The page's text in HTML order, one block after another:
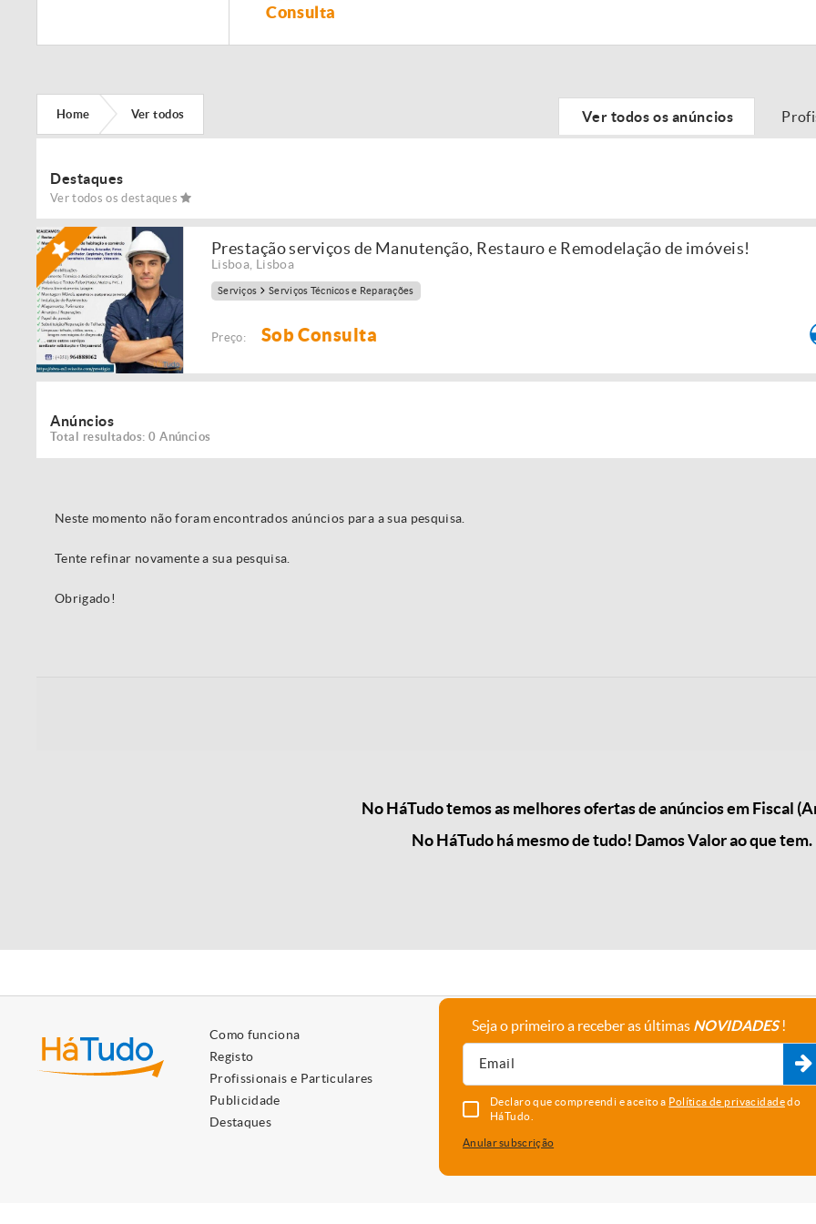
Remodelação de
imóveis!
Consulta
Home Ver todos Ver todos os anúncios
Destaques
Ver todos os destaques
Prestação serviços de Manutenção, Restauro e Remodelação de imóveis!
Lisboa Lisboa
Serviços Serviços Técnicos e Reparações
Preço: Sob Consulta
Anúncios
Total resultados: 0 Anúncios
Neste momento não foram encontrados anúncios para a sua pesquisa.
Tente refinar novamente a sua pesquisa.
Obrigado!
No HáTudo temos as melhores ofertas de anúncios em Fiscal
No HáTudo há mesmo de tudo! Damos Valor ao que tem.
Como funciona
Registo
Profissionais e Particulares
Publicidade
Destaques
A empresa
Parceiros
Seja o primeiro a receber as últimas NOVIDADES!
Declaro que compreendi e aceito a Política de privacidadedo
HáTudo.
Anular subscrição